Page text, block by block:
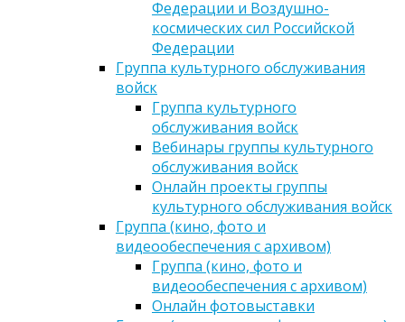
Федерации и Воздушно-
космических сил Российской
Федерации
Группа культурного обслуживания
войск
Группа культурного
обслуживания войск
Вебинары группы культурного
обслуживания войск
Онлайн проекты группы
культурного обслуживания войск
Группа (кино, фото и
видеообеспечения с архивом)
Группа (кино, фото и
видеообеспечения с архивом)
Онлайн фотовыставки